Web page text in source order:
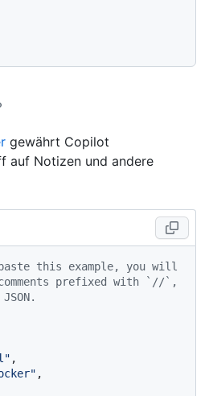
gewährt Copilot
auf Notizen und andere
this example, you will
prefixed with `//`,
,
,